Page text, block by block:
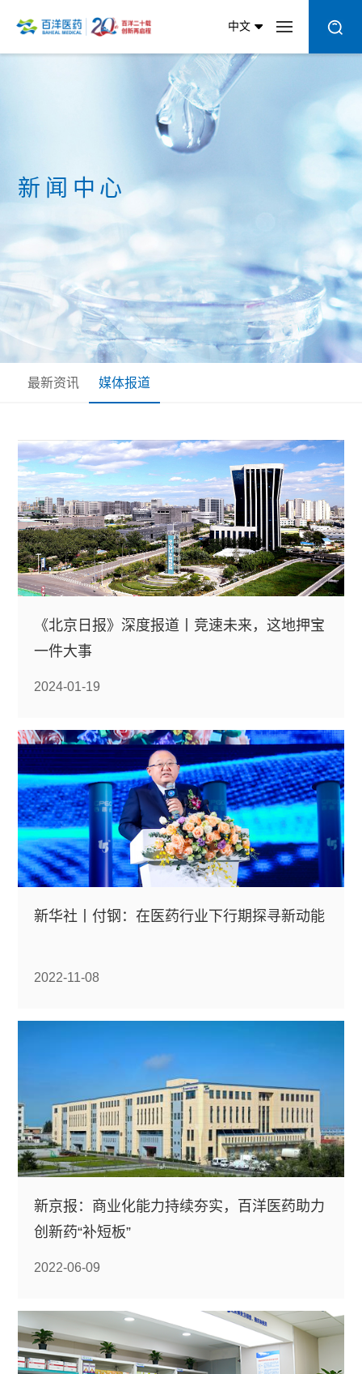
中文
新闻中心
最新资讯 媒体报道
《北京日报》深度报道丨竞速未来，这地押宝
一件大事
2024-01-19
新华社丨付钢：在医药行业下行期探寻新动能
2022-11-08
新京报：商业化能力持续夯实，百洋医药助力
创新药“补短板”
2022-06-09